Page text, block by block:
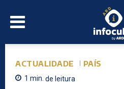
ACTUALIDADE PAÍS
1 min. de leitura